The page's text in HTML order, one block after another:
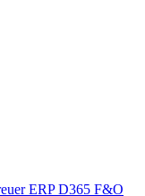
ERP D365 F&O